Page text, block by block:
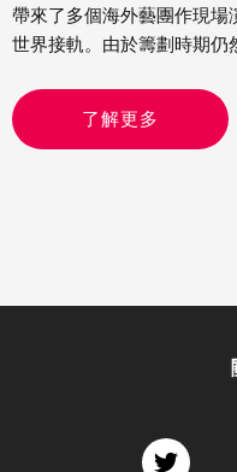
帶來了多個海外藝團作現
世界接軌。由於籌劃時期仍
《女俠傳奇》、比利時的《
廳》，各有特色，頗有驚喜
了解更多